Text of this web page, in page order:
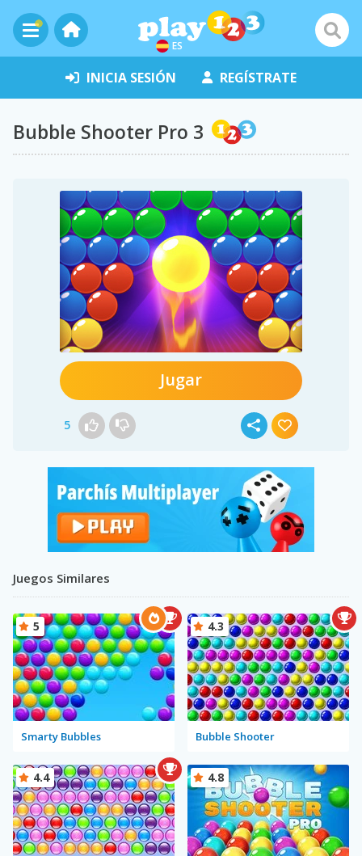
ES
INICIA SESIÓN REGÍSTRATE
Bubble Shooter Pro 3
Jugar
5
Juegos Similares
Smarty Bubbles
5
Bubble Shooter
4.3
4.4 4.8